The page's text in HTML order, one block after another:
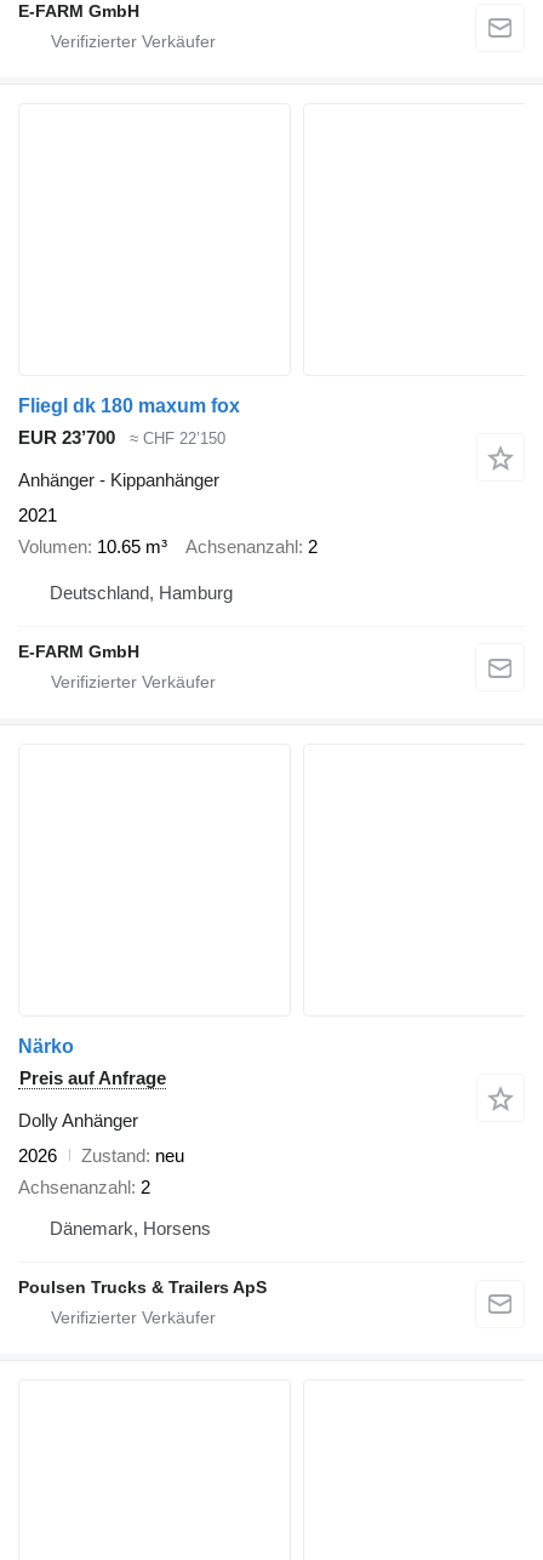
E-FARM GmbH
Fliegl dk 180 maxum fox
EUR 23’700
≈ CHF 22’150
Anhänger - Kippanhänger
2021
Volumen 10.65 m³ Achsenanzahl 2
Deutschland, Hamburg
E-FARM GmbH
Närko
Preis auf Anfrage
Dolly Anhänger
2026
Zustand neu
Achsenanzahl 2
Dänemark, Horsens
Poulsen Trucks & Trailers ApS